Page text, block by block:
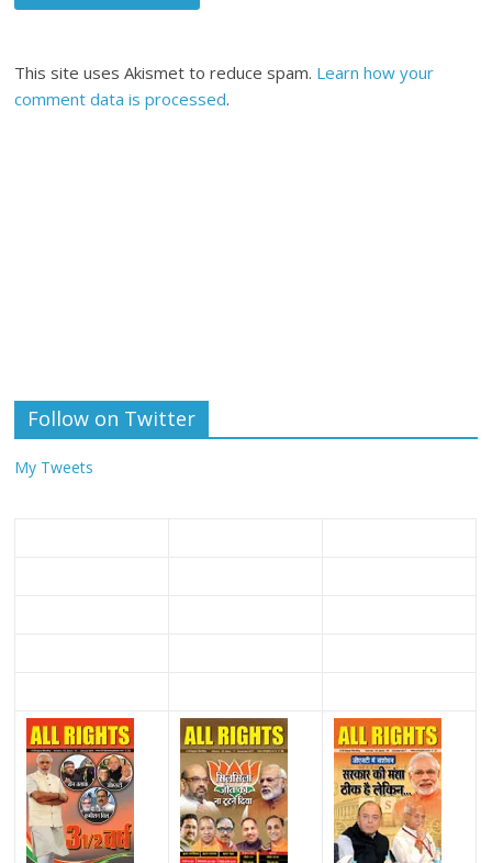
This site uses Akismet to reduce spam. Learn how your
comment data is processed.
Follow on Twitter
My Tweets